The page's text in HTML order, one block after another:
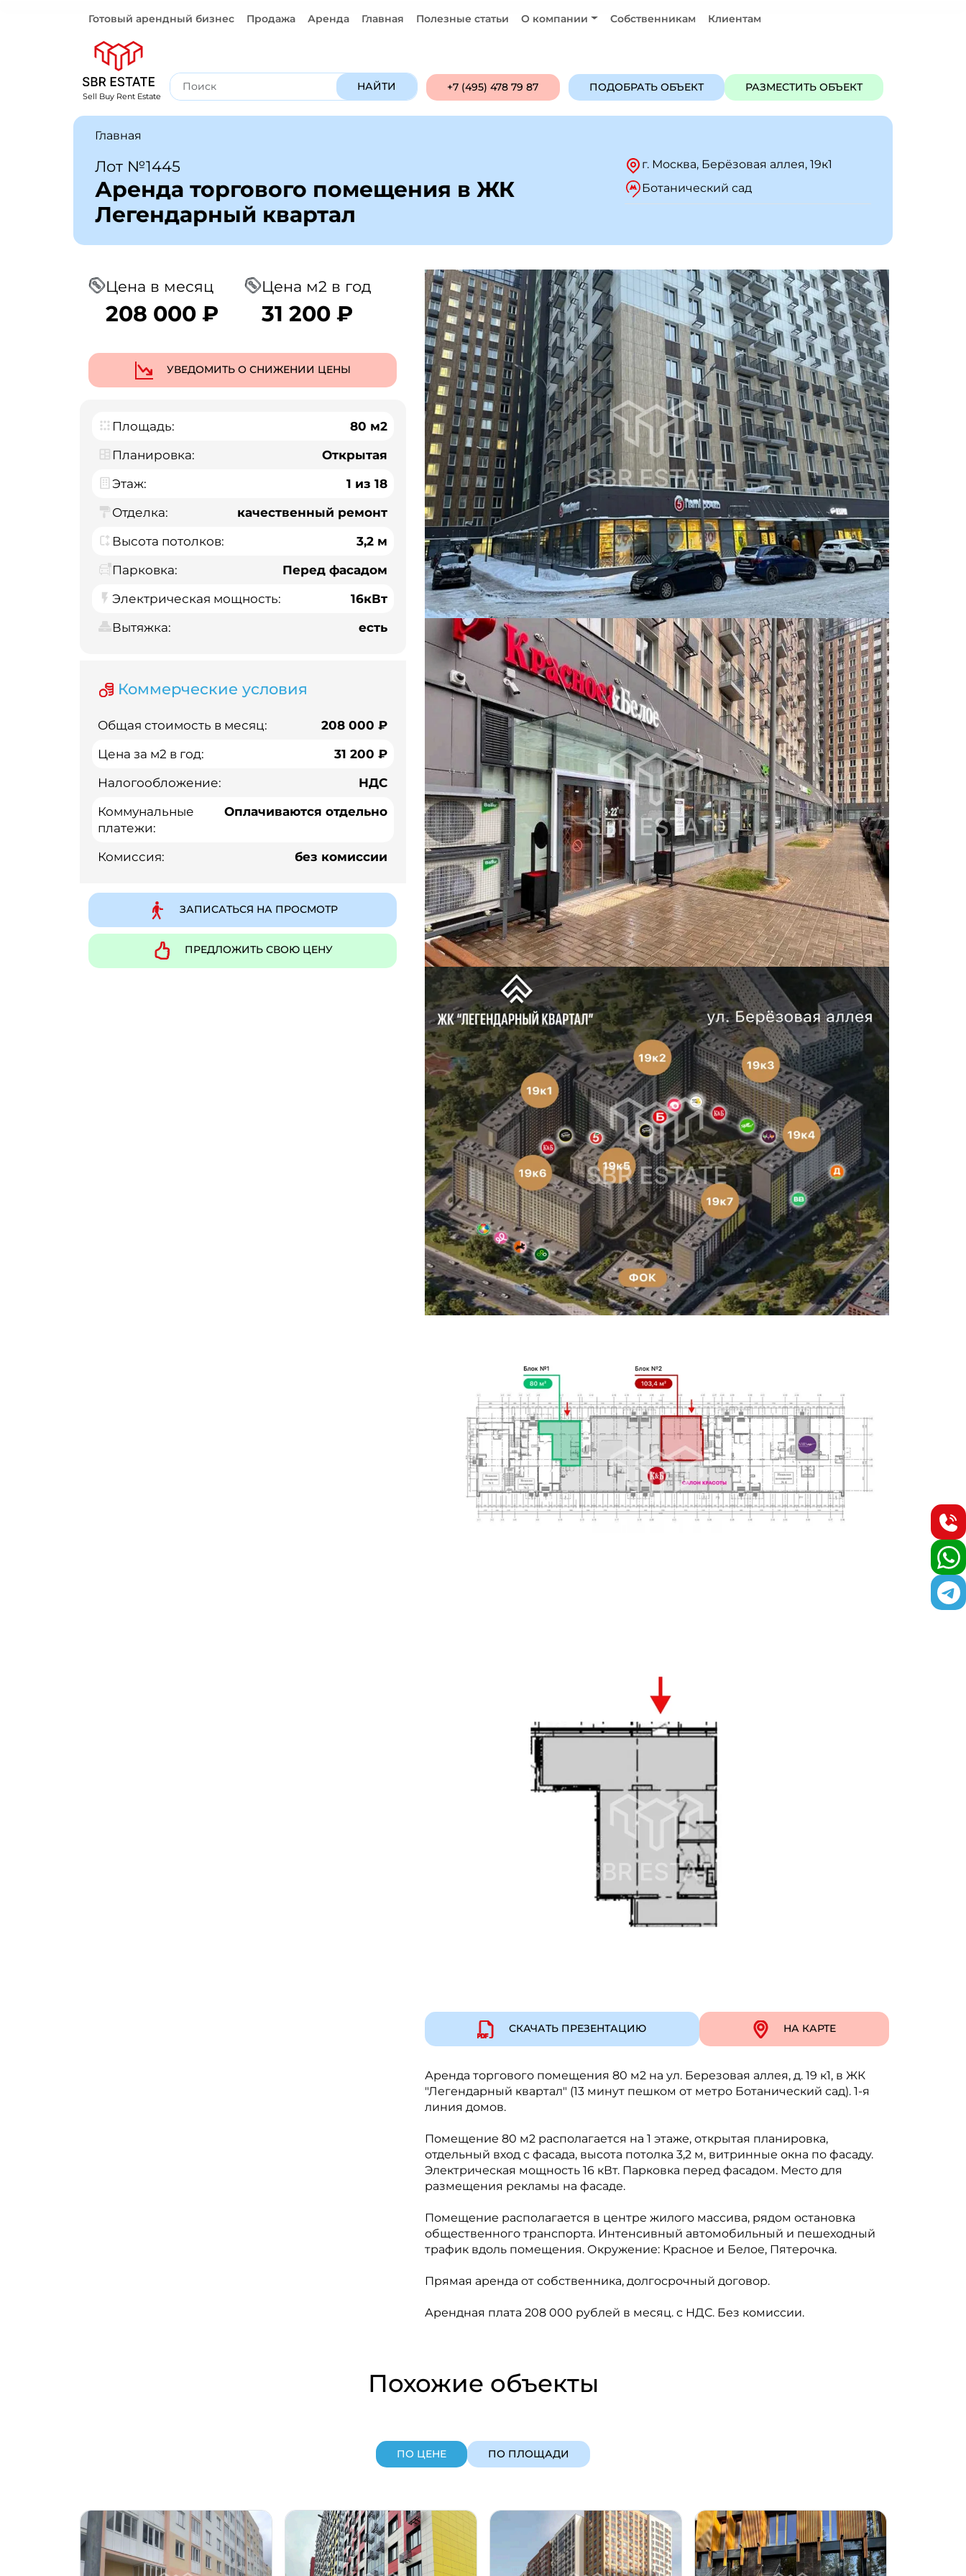
Готовый арендный бизнес Продажа Аренда Главная Полезные статьи О компании Собственникам Клиентам
Sell Buy Rent Estate
НАЙТИ +7 (495) 478 79 87 ПОДОБРАТЬ ОБЪЕКТ РАЗМЕСТИТЬ ОБЪЕКТ
Главная
Лот №1445
Аренда торгового помещения в ЖК
Легендарный квартал
г. Москва, Берёзовая аллея, 19к1
Ботанический сад
СКАЧАТЬ ПРЕЗЕНТАЦИЮ НА КАРТЕ
Цена в месяц
208 000 ₽
Цена м2 в год
31 200 ₽
УВЕДОМИТЬ О СНИЖЕНИИ ЦЕНЫ
Площадь:
80 м2
Планировка:
Открытая
Этаж:
1 из 18
Отделка:
качественный ремонт
Высота потолков:
3,2 м
Парковка:
Перед фасадом
Электрическая мощность:
16кВт
Вытяжка:
есть
Коммерческие условия
Общая стоимость в месяц:
208 000 ₽
Цена за м2 в год:
31 200 ₽
Налогообложение:
НДС
Коммунальные
платежи:
Оплачиваются отдельно
Комиссия: без комиссии
ЗАПИСАТЬСЯ НА ПРОСМОТР
ПРЕДЛОЖИТЬ СВОЮ ЦЕНУ
Аренда торгового помещения 80 м2 на ул. Березовая аллея, д. 19 к1, в ЖК
"Легендарный квартал" (13 минут пешком от метро Ботанический сад). 1-я
линия домов.
Помещение 80 м2 располагается на 1 этаже, открытая планировка,
отдельный вход с фасада, высота потолка 3,2 м, витринные окна по фасаду.
Электрическая мощность 16 кВт. Парковка перед фасадом. Место для
размещения рекламы на фасаде.
Помещение располагается в центре жилого массива, рядом остановка
общественного транспорта. Интенсивный автомобильный и пешеходный
трафик вдоль помещения. Окружение: Красное и Белое, Пятерочка.
Прямая аренда от собственника, долгосрочный договор.
Арендная плата 208 000 рублей в месяц. с НДС. Без комиссии.
Похожие объекты
ПО ЦЕНЕ ПО ПЛОЩАДИ